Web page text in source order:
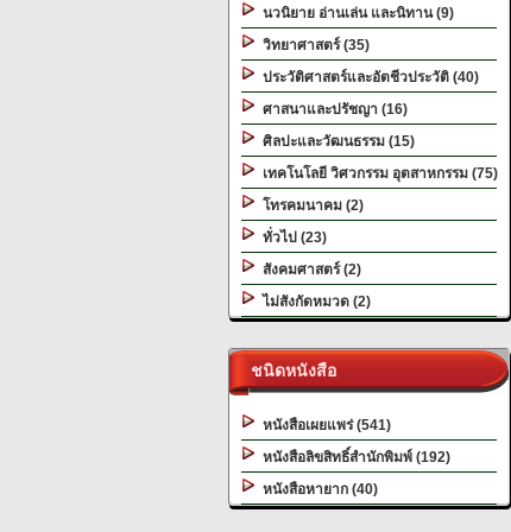
นวนิยาย อ่านเล่น และนิทาน (9)
วิทยาศาสตร์ (35)
ประวัติศาสตร์และอัตชีวประวัติ (40)
ศาสนาและปรัชญา (16)
ศิลปะและวัฒนธรรม (15)
เทคโนโลยี วิศวกรรม อุตสาหกรรม (75)
โทรคมนาคม (2)
ทั่วไป (23)
สังคมศาสตร์ (2)
ไม่สังกัดหมวด (2)
ชนิดหนังสือ
หนังสือเผยแพร่ (541)
หนังสือลิขสิทธิ์สำนักพิมพ์ (192)
หนังสือหายาก (40)